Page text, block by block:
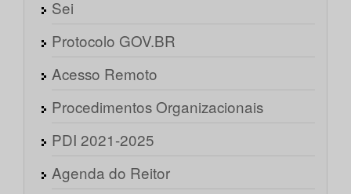
Sei
Protocolo GOV.BR
Acesso Remoto
Procedimentos Organizacionais
PDI 2021-2025
Agenda do Reitor